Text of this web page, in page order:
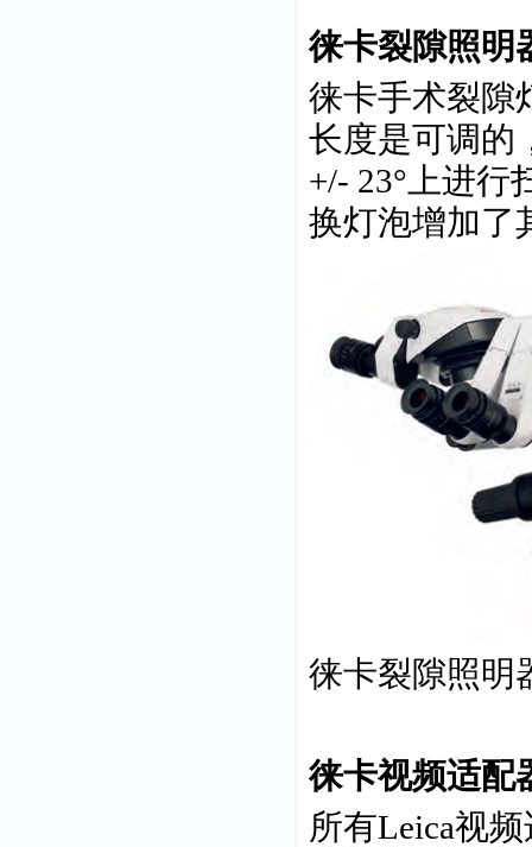
徕卡裂隙照明
徕卡手术裂隙
长度是可调的
+/- 23°上进行
换灯泡增加了
徕卡裂隙照明
徕卡视频适配
所有Leica视